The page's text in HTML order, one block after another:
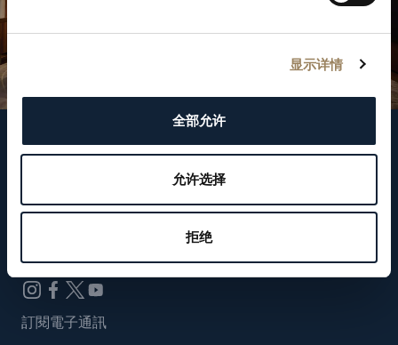
显示详情
全部允许
允许选择
拒绝
關注我們
WeChat ID
Breguet_China
訂閱電子通訊